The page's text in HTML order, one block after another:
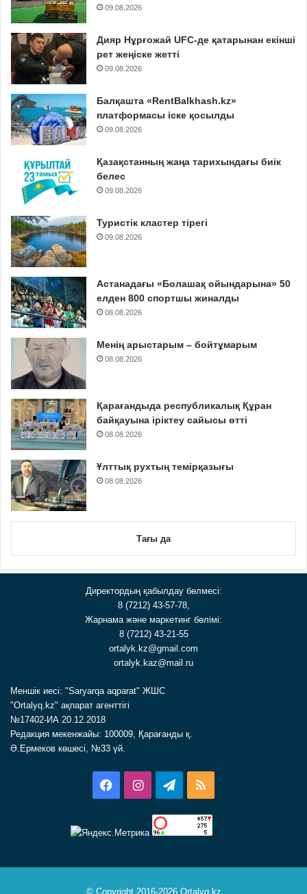
09.08.2026
Дияр Нұрғожай UFC-де қатарынан екінші
рет жеңіске жетті
09.08.2026
Балқашта «RentBalkhash.kz»
платформасы іске қосылды
09.08.2026
Қазақстанның жаңа тарихындағы биік
белес
09.08.2026
Туристік кластер тірегі
09.08.2026
Астанадағы «Болашақ ойындарына» 50
елден 800 спортшы жиналды
08.08.2026
Менің арыстарым – бойтұмарым
08.08.2026
Қарағандыда республикалық Құран
байқауына іріктеу сайысы өтті
08.08.2026
Ұлттық рухтың темірқазығы
08.08.2026
Тағы да
Директордың қабылдау бөлмесі:
8 (7212) 43-57-78,
Жарнама және маркетинг бөлімі:
8 (7212) 43-21-55
ortalyk.kz@gmail.com
ortalyk.kaz@mail.ru
Меншік иесі: "Saryarqa aqparat" ЖШС
"Ortalyq.kz" ақпарат агенттігі
№17402-ИА 20.12.2018
Редакция мекенжайы: 100009, Қарағанды қ.
Ә.Ермеков көшесі, №33 үй.
FacebookInstagramTelegram
© Copyright 2016-2026 Ortalyq.kz